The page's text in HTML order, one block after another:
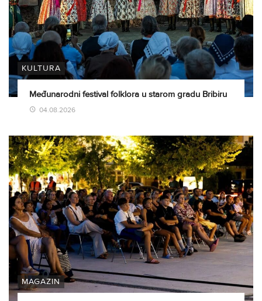
KULTURA
Međunarodni festival folklora u starom gradu Bribiru
04.08.2026
MAGAZIN